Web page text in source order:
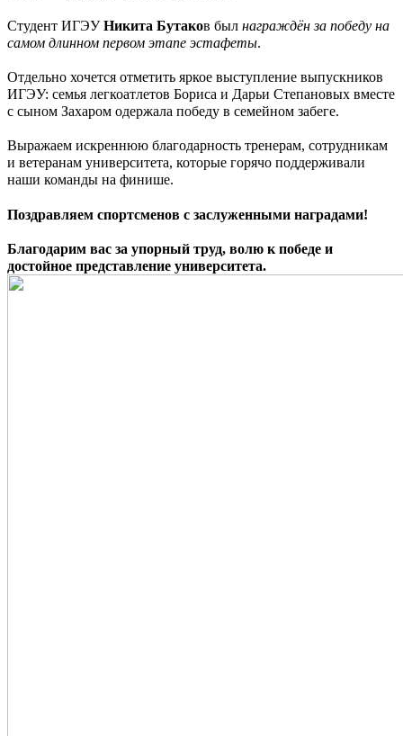
Студент ИГЭУНикита Бутаков был награждён за победу на
самом длинном первом этапе эстафеты.
Отдельно хочется отметить яркое выступление выпускников
ИГЭУ: семья легкоатлетов Бориса и Дарьи Степановых вместе
с сыном Захаром одержала победу в семейном забеге.
Выражаем искреннюю благодарность тренерам, сотрудникам
и ветеранам университета, которые горячо поддерживали
наши команды на финише.
Поздравляем спортсменов с заслуженными наградами!
Благодарим вас за упорный труд, волю к победе и
достойное представление университета.